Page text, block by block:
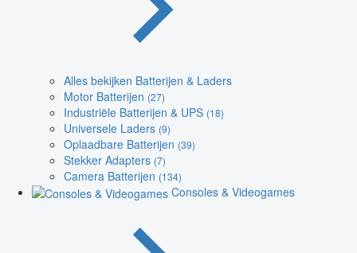
Alles bekijken Batterijen & Laders
Motor Batterijen (27)
Industriële Batterijen & UPS (18)
Universele Laders (9)
Oplaadbare Batterijen (39)
Stekker Adapters (7)
Camera Batterijen (134)
Consoles & Videogames